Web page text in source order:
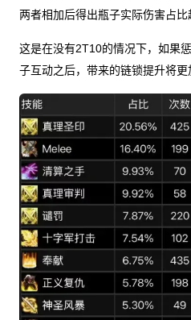
两者相加后得出瓶子实际伤害占比
这是在没有2T10的情况下，如果
子互动之后，带来的链锁提升将更